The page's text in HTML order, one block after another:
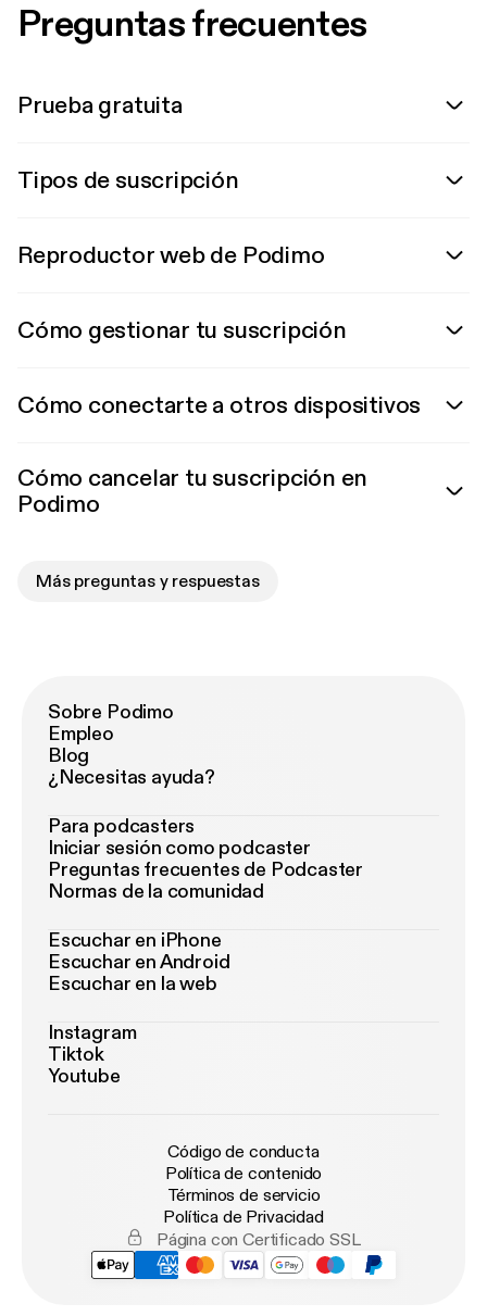
Preguntas frecuentes
Prueba gratuita
Tipos de suscripción
Reproductor web de Podimo
Cómo gestionar tu suscripción
Cómo conectarte a otros dispositivos
Cómo cancelar tu suscripción en
Podimo
Más preguntas y respuestas
Sobre Podimo
Empleo
Blog
¿Necesitas ayuda?
Para podcasters
Iniciar sesión como podcaster
Preguntas frecuentes de Podcaster
Normas de la comunidad
Escuchar en iPhone
Escuchar en Android
Escuchar en la web
Instagram
Tiktok
Youtube
Código de conducta
Política de contenido
Términos de servicio
Política de Privacidad
Página con Certificado SSL